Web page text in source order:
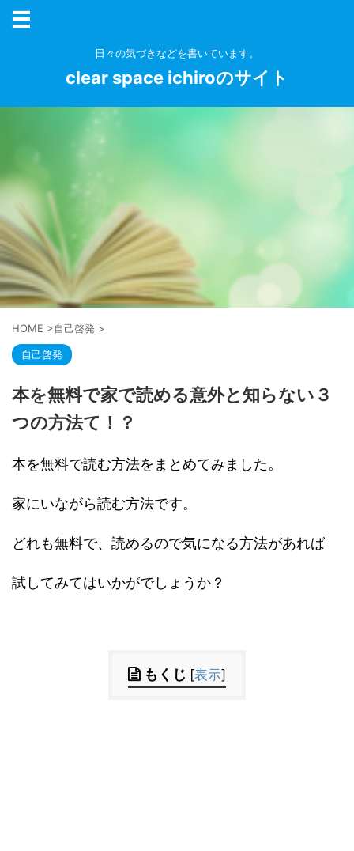
日々の気づきなどを書いています。
clear space ichiroのサイト
HOME >自己啓発 >
自己啓発
本を無料で家で読める意外と知らない３
つの方法て！？
本を無料で読む方法をまとめてみました。
家にいながら読む方法です。
どれも無料で、読めるので気になる方法があれば
試してみてはいかがでしょうか？
もくじ [表示]